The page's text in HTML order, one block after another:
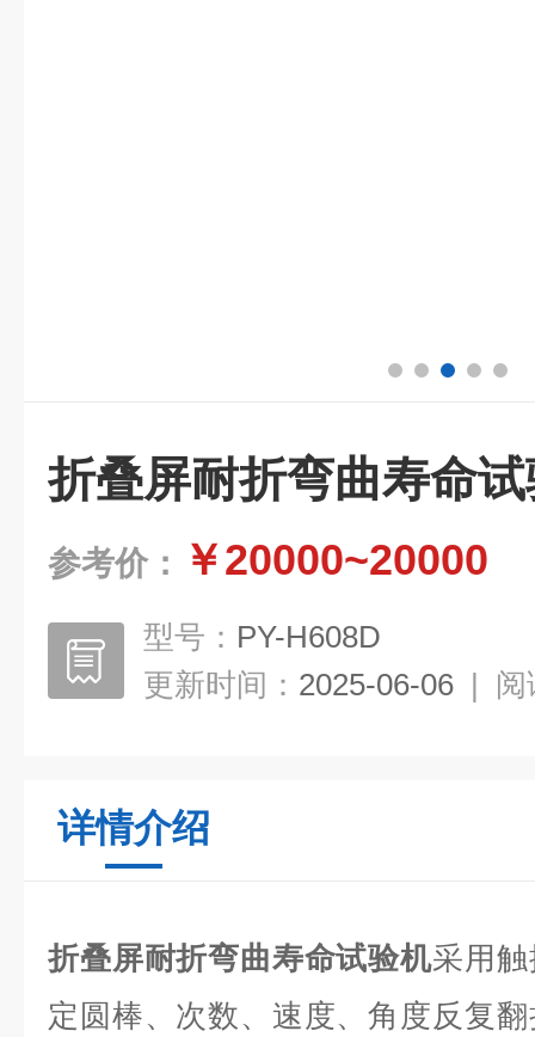
折叠屏耐折弯曲寿命
参考价： ￥20000~20000
型号： PY-H608D
更新时间： 2025-06-06 | 阅
详情介绍
折叠屏耐折弯曲寿命试验机采用
定圆棒、次数、速度、角度反复